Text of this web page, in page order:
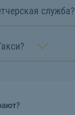
служба?